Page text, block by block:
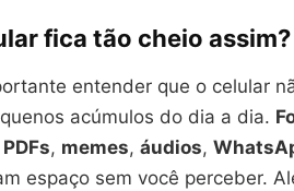
fica tão cheio assim?
entender que o celular
acúmulos do dia a dia.
PDFs, memes, áudios,
espaço sem você perceber.